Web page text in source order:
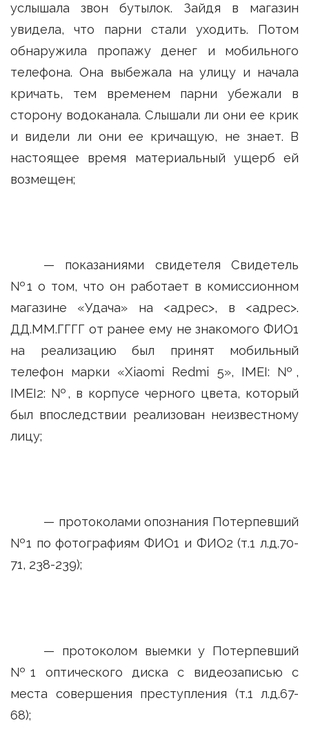
услышала звон бутылок. Зайдя в магазин
увидела, что парни стали уходить. Потом
обнаружила пропажу денег и мобильного
телефона. Она выбежала на улицу и начала
кричать, тем временем парни убежали в
сторону водоканала. Слышали ли они ее крик
и видели ли они ее кричащую, не знает. В
настоящее время материальный ущерб ей
возмещен;
— показаниями свидетеля Свидетель
№1 о том, что он работает в комиссионном
магазине «Удача» на <адрес>, в <адрес>.
ДД.ММ.ГГГГ от ранее ему не знакомого ФИО1
на реализацию был принят мобильный
телефон марки «Xiaomi Redmi 5», IMEI: №,
IMEI2: №, в корпусе черного цвета, который
был впоследствии реализован неизвестному
лицу;
— протоколами опознания Потерпевший
№1 по фотографиям ФИО1 и ФИО2 (т.1 л.д.70-
71, 238-239);
— протоколом выемки у Потерпевший
№1 оптического диска с видеозаписью с
места совершения преступления (т.1 л.д.67-
68);